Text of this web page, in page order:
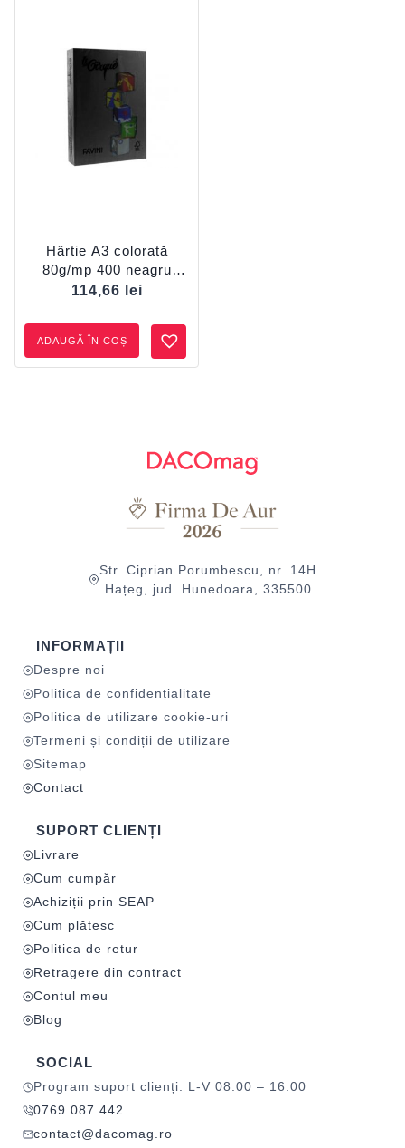
Hârtie A3 colorată
80g/mp 400 neagru
FAVINI
114,66 lei
ADAUGĂ ÎN COȘ
Str. Ciprian Porumbescu, nr. 14H
Hațeg, jud. Hunedoara, 335500
INFORMAȚII
Despre noi
Politica de confidențialitate
Politica de utilizare cookie-uri
Termeni și condiții de utilizare
Sitemap
Contact
SUPORT CLIENȚI
Livrare
Cum cumpăr
Achiziții prin SEAP
Cum plătesc
Politica de retur
Retragere din contract
Contul meu
Blog
SOCIAL
Program suport clienți: L-V 08:00 – 16:00
0769 087 442
contact@dacomag.ro